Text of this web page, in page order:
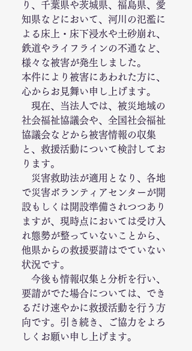
り、千葉県や茨城県、福島県、愛
知県などにおいて、河川の氾濫に
よる床上・床下浸水や土砂崩れ、
鉄道やライフラインの不通など、
様々な被害が発生しました。
本件により被害にあわれた方に、
心からお見舞い申し上げます。
現在、当法人では、被災地域の
社会福祉協議会や、全国社会福祉
協議会などから被害情報の収集
と、救援活動について検討してお
ります。
災害救助法が適用となり、各地
で災害ボランティアセンターが開
設もしくは開設準備されつつあり
ますが、現時点においては受け入
れ態勢が整っていないことから、
他県からの救援要請はでていない
状況です。
今後も情報収集と分析を行い、
要請がでた場合については、でき
るだけ速やかに救援活動を行う方
向です。引き続き、ご協力をよろ
しくお願い申し上げます。